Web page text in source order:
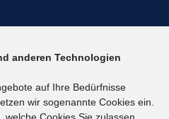
anderen Technologien
auf Ihre Bedürfnisse
wir sogenannte Cookies ein.